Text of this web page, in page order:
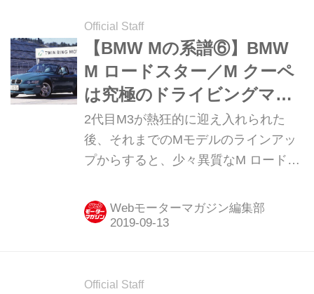
Official Staff
【BMW Mの系譜⑥】BMW
M ロードスター／M クーペ
は究極のドライビングマシ
ン
2代目M3が熱狂的に迎え入れられた
後、それまでのMモデルのラインアッ
プからすると、少々異質なM ロードス
ドライビングマシン」と銘打たれたM
ロードスターとそのクーペ版であるM
いたわけでもなく、M5のような高性能
Webモーターマガジン編集部
Official Staff